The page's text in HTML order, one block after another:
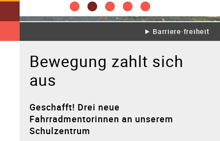
Barriere·freiheit
Bewegung zahlt sich
aus
Geschafft! Drei neue
Fahrradmentorinnen an unserem
Schulzentrum